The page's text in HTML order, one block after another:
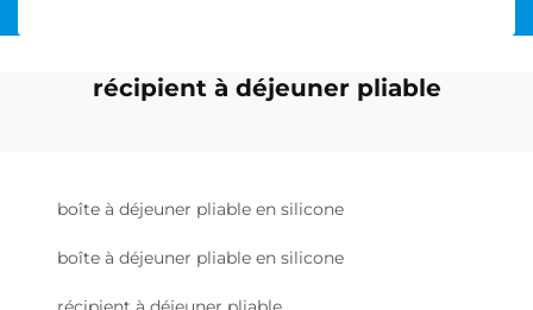
récipient à déjeuner pliable
boîte à déjeuner pliable en silicone
boîte à déjeuner pliable en silicone